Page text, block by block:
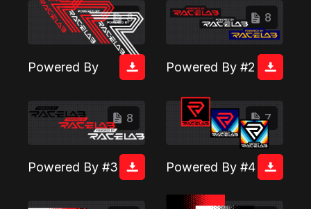
8
Powered By
8
Powered By #2
8
Powered By #3
7
Powered By #4